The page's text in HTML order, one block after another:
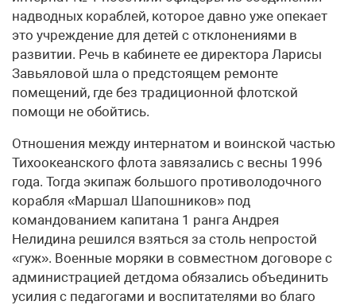
надводных кораблей, которое давно уже опекает
это учреждение для детей с отклонениями в
развитии. Речь в кабинете ее директора Ларисы
Завьяловой шла о предстоящем ремонте
помещений, где без традиционной флотской
помощи не обойтись.
Отношения между интернатом и воинской частью
Тихоокеанского флота завязались с весны 1996
года. Тогда экипаж большого противолодочного
корабля «Маршал Шапошников» под
командованием капитана 1 ранга Андрея
Нелидина решился взяться за столь непростой
«гуж». Военные моряки в совместном договоре с
администрацией детдома обязались объединить
усилия с педагогами и воспитателями во благо